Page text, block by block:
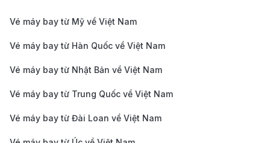
Air France nổi tiếng với dịch vụ sang trọng và phong
cách đậm chất châu Âu. (Ảnh: Internet)
Giá vé máy bay từ Paris đi TP. Hồ
Chí Minh mới cập nhật
Giá vé khứ hồi Paris đi TP. Hồ Chí Minh từ: 16.800.000
- 25.000.000 VNĐ
Vé máy bay từ Mỹ về Việt Nam
Vé máy bay từ Hàn Quốc về Việt Nam
Vé máy bay từ Nhật Bản về Việt Nam
Vé máy bay từ Trung Quốc về Việt Nam
Vé máy bay từ Đài Loan về Việt Nam